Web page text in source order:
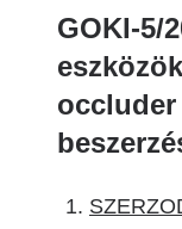
GOKI-5/
occluder